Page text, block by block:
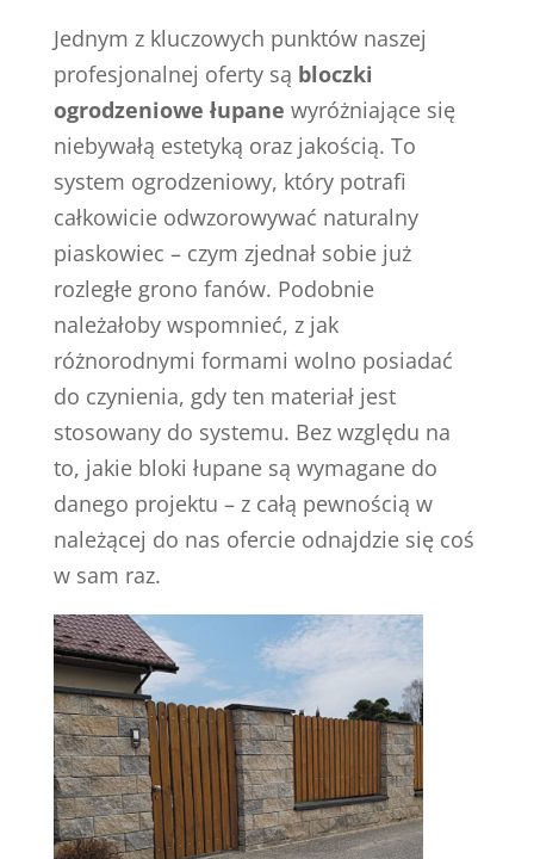
Jednym z kluczowych punktów naszej
profesjonalnej oferty są bloczki
ogrodzeniowe łupane wyróżniające się
niebywałą estetyką oraz jakością. To
system ogrodzeniowy, który potrafi
całkowicie odwzorowywać naturalny
piaskowiec – czym zjednał sobie już
rozległe grono fanów. Podobnie
należałoby wspomnieć, z jak
różnorodnymi formami wolno posiadać
do czynienia, gdy ten materiał jest
stosowany do systemu. Bez względu na
to, jakie bloki łupane są wymagane do
danego projektu – z całą pewnością w
należącej do nas ofercie odnajdzie się coś
w sam raz.